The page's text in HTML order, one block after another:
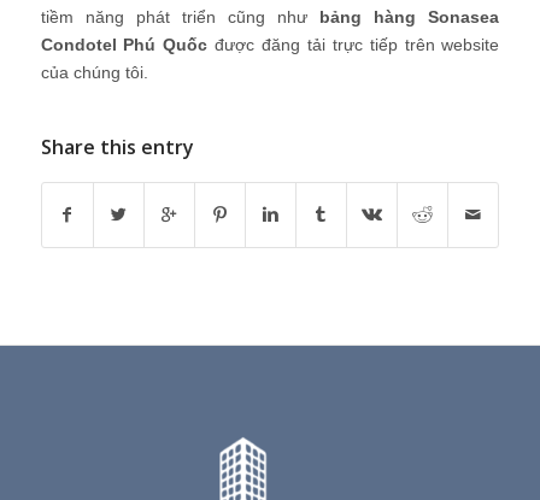
tiềm năng phát triển cũng như bảng hàng Sonasea
Condotel Phú Quốc được đăng tải trực tiếp trên website
của chúng tôi.
Share this entry